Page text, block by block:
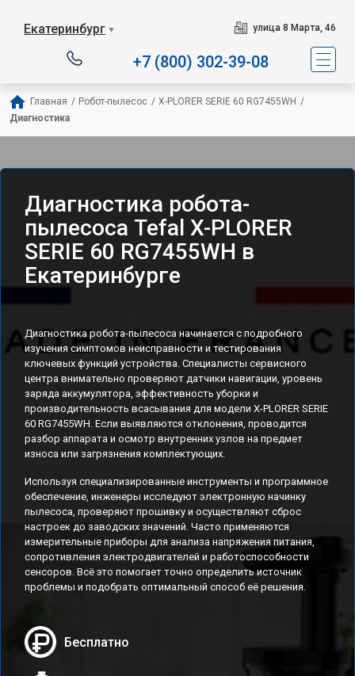
Екатеринбург ▼ улица 8 Марта, 46
+7 (800) 302-39-08
Главная / Робот-пылесос / X-PLORER SERIE 60 RG7455WH /
Диагностика
Диагностика робота-
пылесоса Tefal X-PLORER
SERIE 60 RG7455WH в
Екатеринбурге
Диагностика робота-пылесоса начинается с подробного
изучения симптомов неисправности и тестирования
ключевых функций устройства. Специалисты сервисного
центра внимательно проверяют датчики навигации, уровень
заряда аккумулятора, эффективность уборки и
производительность всасывания для модели X-PLORER SERIE
60 RG7455WH. Если выявляются отклонения, проводится
разбор аппарата и осмотр внутренних узлов на предмет
износа или загрязнения комплектующих.
Используя специализированные инструменты и программное
обеспечение, инженеры исследуют электронную начинку
пылесоса, проверяют прошивку и осуществляют сброс
настроек до заводских значений. Часто применяются
измерительные приборы для анализа напряжения питания,
сопротивления электродвигателей и работоспособности
сенсоров. Всё это помогает точно определить источник
проблемы и подобрать оптимальный способ её решения.
Бесплатно